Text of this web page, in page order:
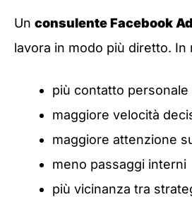
Un consulente Facebook
lavora in modo più diretto. In
più contatto personale
maggiore velocità
maggiore attenzione
meno passaggi interni
più vicinanza tra